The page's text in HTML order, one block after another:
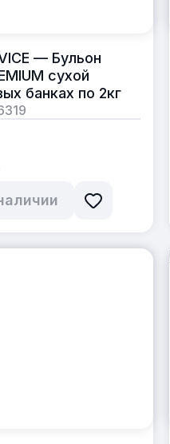
— Бульон
сухой
банках по 2кг